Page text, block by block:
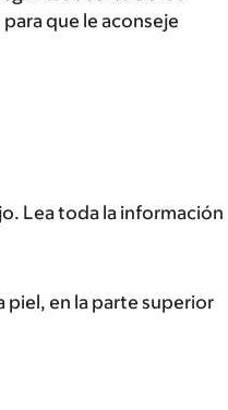
que le aconseje
Lea toda la información
piel, en la parte superior